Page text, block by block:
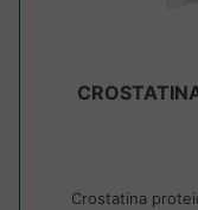
Crostatina